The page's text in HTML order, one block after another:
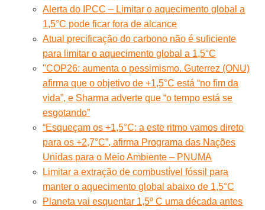
Alerta do IPCC – Limitar o aquecimento global a
1,5°C pode ficar fora de alcance
Atual precificação do carbono não é suficiente
para limitar o aquecimento global a 1,5°C
"COP26: aumenta o pessimismo. Guterrez (ONU)
afirma que o objetivo de +1,5°C está “no fim da
vida”, e Sharma adverte que “o tempo está se
esgotando”
“Esqueçam os +1,5°C: a este ritmo vamos direto
para os +2,7°C”, afirma Programa das Nações
Unidas para o Meio Ambiente – PNUMA
Limitar a extração de combustível fóssil para
manter o aquecimento global abaixo de 1,5°C
Planeta vai esquentar 1,5º C uma década antes